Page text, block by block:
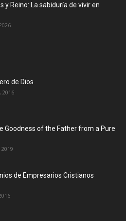
y Reino: La sabiduría de vivir en
de Dios
2016
Goodness of the Father from a Pure
de Empresarios Cristianos